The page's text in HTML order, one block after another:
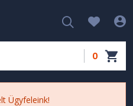
0
Ügyfeleink!